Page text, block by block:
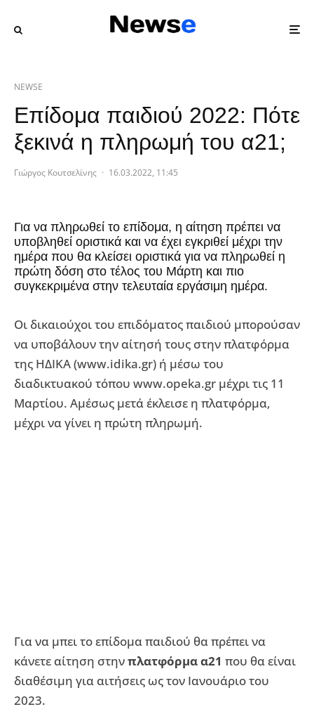
NEWSE
Επίδομα παιδιού 2022: Πότε
ξεκινά η πληρωμή του α21;
Γιώργος Κουτσελίνης · 16.03.2022, 11:45
Για να πληρωθεί το επίδομα, η αίτηση πρέπει να
υποβληθεί οριστικά και να έχει εγκριθεί μέχρι την
ημέρα που θα κλείσει οριστικά για να πληρωθεί η
πρώτη δόση στο τέλος του Μάρτη και πιο
συγκεκριμένα στην τελευταία εργάσιμη ημέρα.
Οι δικαιούχοι του επιδόματος παιδιού μπορούσαν
να υποβάλουν την αίτησή τους στην πλατφόρμα
της ΗΔΙΚΑ (www.idika.gr) ή μέσω του
διαδικτυακού τόπου www.opeka.gr μέχρι τις 11
Μαρτίου. Αμέσως μετά έκλεισε η πλατφόρμα,
μέχρι να γίνει η πρώτη πληρωμή.
Για να μπει το επίδομα παιδιού θα πρέπει να
κάνετε αίτηση στηνπλατφόρμα α21 που θα είναι
διαθέσιμη για αιτήσεις ως τον Ιανουάριο του
2023.